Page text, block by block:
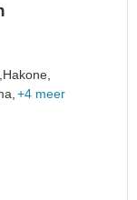
Hakone,
+4 meer